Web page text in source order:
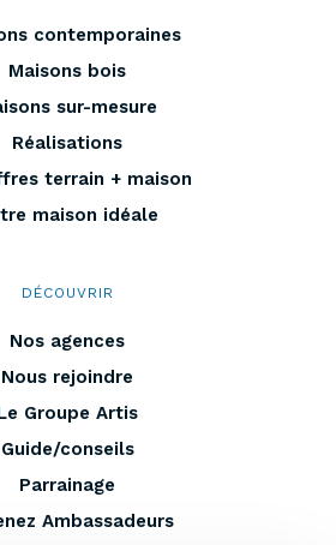
contemporaines
Maisons bois
sur-mesure
Réalisations
terrain + maison
maison idéale
DÉCOUVRIR
Nos agences
Nous rejoindre
Groupe Artis
Guide/conseils
Parrainage
Ambassadeurs